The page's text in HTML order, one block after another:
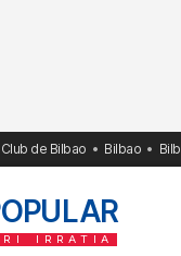
de Bilbao Bilbao
IRRATIA